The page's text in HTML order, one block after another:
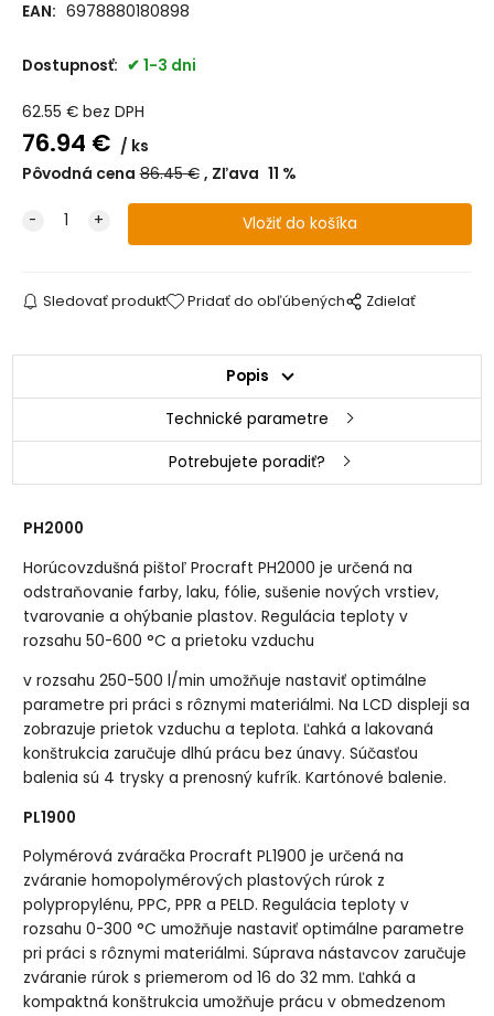
EAN: 6978880180898
Dostupnosť: 1-3 dni
62.55 € bez DPH
76.94 €
ks
Pôvodná cena 86.45€ Zľava 11 %
Sledovať produkt Pridať do obľúbených Zdielať
Popis
Technické parametre
Potrebujete poradiť?
PH2000
Horúcovzdušná pištoľ Procraft PH2000 je určená na
odstraňovanie farby, laku, fólie, sušenie nových vrstiev,
tvarovanie a ohýbanie plastov. Regulácia teploty v
rozsahu 50-600 °C a prietoku vzduchu
v rozsahu 250-500 l/min umožňuje nastaviť optimálne
parametre pri práci s rôznymi materiálmi. Na LCD displeji sa
zobrazuje prietok vzduchu a teplota. Ľahká a lakovaná
konštrukcia zaručuje dlhú prácu bez únavy. Súčasťou
balenia sú 4 trysky a prenosný kufrík. Kartónové balenie.
PL1900
Polymérová zváračka Procraft PL1900 je určená na
zváranie homopolymérových plastových rúrok z
polypropylénu, PPC, PPR a PELD. Regulácia teploty v
rozsahu 0-300 °C umožňuje nastaviť optimálne parametre
pri práci s rôznymi materiálmi. Súprava nástavcov zaručuje
zváranie rúrok s priemerom od 16 do 32 mm. Ľahká a
kompaktná konštrukcia umožňuje prácu v obmedzenom